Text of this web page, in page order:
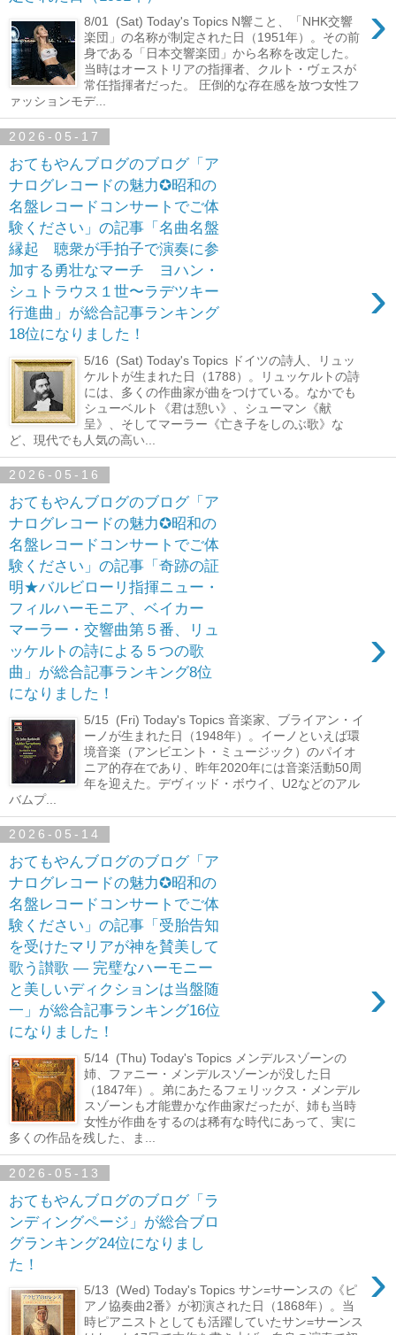
›
8/01 (Sat) Today's Topics N響こと、「NHK交響
楽団」の名称が制定された日（1951年）。その前
身である「日本交響楽団」から名称を改定した。
当時はオーストリアの指揮者、クルト・ヴェスが
常任指揮者だった。 圧倒的な存在感を放つ女性フ
ァッションモデ...
2026-05-17
おてもやんブログのブログ「ア
ナログレコードの魅力✪昭和の
名盤レコードコンサートでご体
験ください」の記事「名曲名盤
縁起 聴衆が手拍子で演奏に参
加する勇壮なマーチ ヨハン・
シュトラウス１世〜ラデツキー
行進曲」が総合記事ランキング
18位になりました！
›
5/16 (Sat) Today's Topics ドイツの詩人、リュッ
ケルトが生まれた日（1788）。リュッケルトの詩
には、多くの作曲家が曲をつけている。なかでも
シューベルト《君は憩い》、シューマン《献
呈》、そしてマーラー《亡き子をしのぶ歌》な
ど、現代でも人気の高い...
2026-05-16
おてもやんブログのブログ「ア
ナログレコードの魅力✪昭和の
名盤レコードコンサートでご体
験ください」の記事「奇跡の証
明★バルビローリ指揮ニュー・
フィルハーモニア、ベイカー
マーラー・交響曲第５番、リュ
ッケルトの詩による５つの歌
曲」が総合記事ランキング8位
になりました！
›
5/15 (Fri) Today's Topics 音楽家、ブライアン・イ
ーノが生まれた日（1948年）。イーノといえば環
境音楽（アンビエント・ミュージック）のパイオ
ニア的存在であり、昨年2020年には音楽活動50周
年を迎えた。デヴィッド・ボウイ、U2などのアル
バムプ...
2026-05-14
おてもやんブログのブログ「ア
ナログレコードの魅力✪昭和の
名盤レコードコンサートでご体
験ください」の記事「受胎告知
を受けたマリアが神を賛美して
歌う讃歌 ― 完璧なハーモニー
と美しいディクションは当盤随
一」が総合記事ランキング16位
になりました！
›
5/14 (Thu) Today's Topics メンデルスゾーンの
姉、ファニー・メンデルスゾーンが没した日
（1847年）。弟にあたるフェリックス・メンデル
スゾーンも才能豊かな作曲家だったが、姉も当時
女性が作曲をするのは稀有な時代にあって、実に
多くの作品を残した、ま...
2026-05-13
おてもやんブログのブログ「ラ
ンディングページ」が総合ブロ
グランキング24位になりまし
た！
›
5/13 (Wed) Today's Topics サン=サーンスの《ピ
アノ協奏曲2番》が初演された日（1868年）。当
時ピアニストとしても活躍していたサン=サーンス